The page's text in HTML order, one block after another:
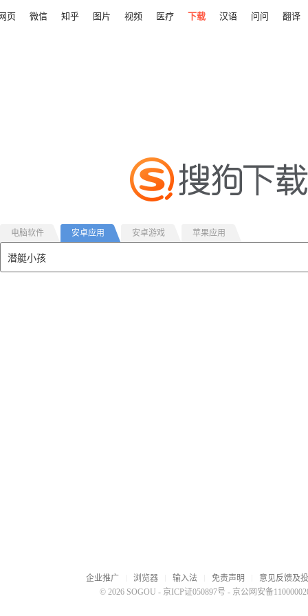
页 微信 知乎 图片 视频 医疗 下载 汉语 问问 翻译
电脑软件 安卓应用 安卓游戏 苹果应用
企业推广 浏览器 输入法 免责声明
意见反馈及
© 2026 SOGOU - 京ICP证050897号 - 京公网安备